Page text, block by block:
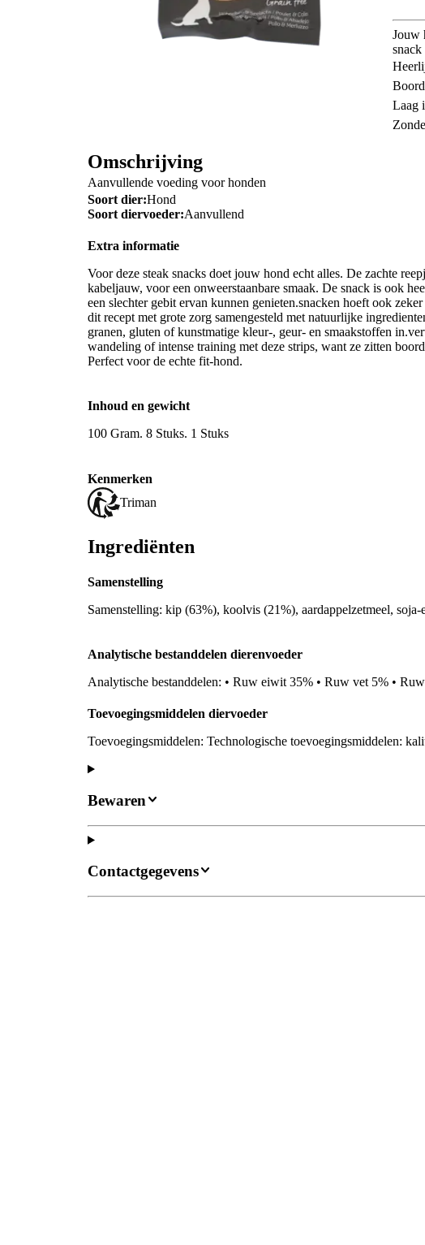
Jouw
Laag
Omschrijving
Aanvullende voeding voor honden
Soort dier:Hond
Soort diervoeder:Aanvullend
Extra informatie
Voor deze steak snacks doet jouw hond echt alles. De zachte
kabeljauw, voor een onweerstaanbare smaak. De snack is ook
een slechter gebit ervan kunnen genieten.snacken hoeft ook
dit recept met grote zorg samengesteld met natuurlijke
granen, gluten of kunstmatige kleur-, geur- en smaakstoffen
wandeling of intense training met deze strips, want ze zitten
Perfect voor de echte fit-hond.
Inhoud en gewicht
100 Gram. 8 Stuks. 1 Stuks
Kenmerken
Triman
Ingrediënten
Samenstelling
Samenstelling: kip (63%), koolvis (21%), aardappelzetmeel,
Analytische bestanddelen dierenvoeder
Analytische bestanddelen: • Ruw eiwit 35% • Ruw vet 5% •
Toevoegingsmiddelen diervoeder
Toevoegingsmiddelen: Technologische toevoegingsmiddelen:
Bewaren
Contactgegevens